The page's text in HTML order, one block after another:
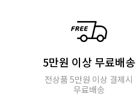
5만원 이상 무료배송
전상품 5만원 이상 결제시
무료배송